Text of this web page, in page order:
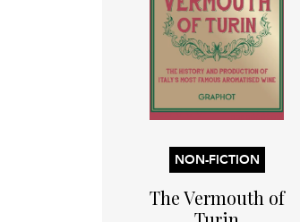
NON-FICTION
The Vermouth of